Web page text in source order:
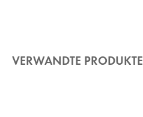
VERWANDTE PRODUKTE